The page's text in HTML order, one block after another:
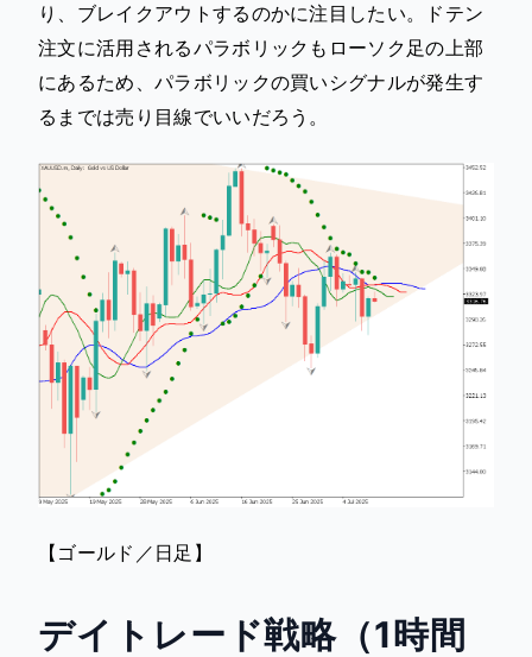
り、ブレイクアウトするのかに注目したい。ドテン
注文に活用されるパラボリックもローソク足の上部
にあるため、パラボリックの買いシグナルが発生す
るまでは売り目線でいいだろう。
【ゴールド／日足】
デイトレード戦略（1時間